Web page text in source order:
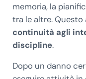
memoria, la
tra le altre.
continuità agli
discipline.
Dopo un danno